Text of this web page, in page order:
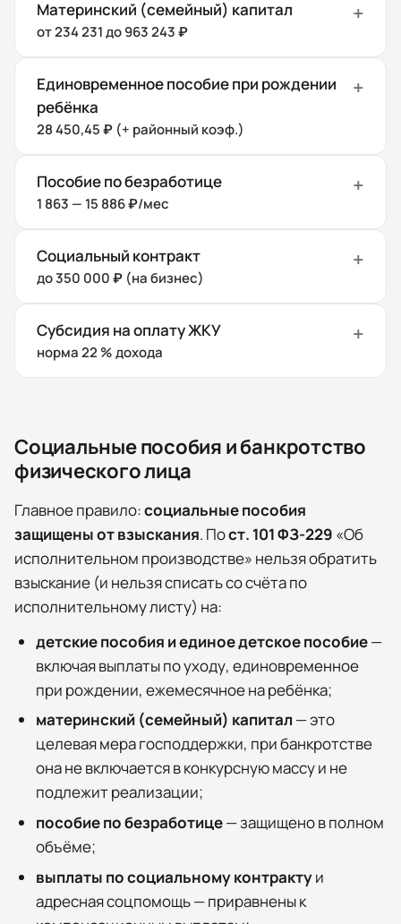
Материнский (семейный) капитал
от 234 231 до 963 243 ₽
Единовременное пособие при рождении
ребёнка
28 450,45 ₽ (+ районный коэф.)
Пособие по безработице
1 863 — 15 886 ₽/мес
Социальный контракт
до 350 000 ₽ (на бизнес)
Субсидия на оплату ЖКУ
норма 22 % дохода
Социальные пособия и банкротство
физического лица
Главное правило:социальные пособия
защищены от взыскания. Пост. 101 ФЗ-229 «Об
исполнительном производстве» нельзя обратить
взыскание (и нельзя списать со счёта по
исполнительному листу) на:
детские пособия и единое детское пособие—
включая выплаты по уходу, единовременное
при рождении, ежемесячное на ребёнка;
материнский (семейный) капитал — это
целевая мера господдержки, при банкротстве
онаневключается в конкурсную массу и не
подлежит реализации;
пособие по безработице— защищено в полном
объёме;
выплаты по социальному контрактуи
адресная соцпомощь — приравнены к